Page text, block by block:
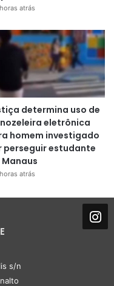
atrás
determina uso de
eletrônica
homem investigado
perseguir estudante
Manaus
atrás
s/n